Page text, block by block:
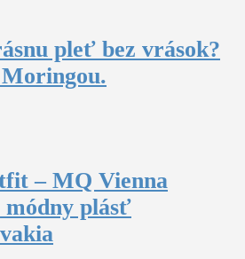
pleť bez vrások?
Moringou.
– MQ Vienna
módny plásť